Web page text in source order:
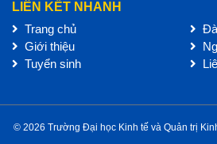
LIÊN KẾT NHANH
Trang chủ
Giới thiệu
Tuyển sinh
© 2026 Trường Đại học Kinh tế và Quản trị